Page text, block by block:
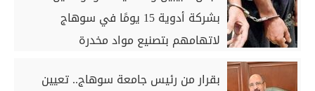
بشركة أدوية 15 يومًا في سوهاج
لاتهامهم بتصنيع مواد مخدرة
بقرار من رئيس جامعة سوهاج.. تعيين